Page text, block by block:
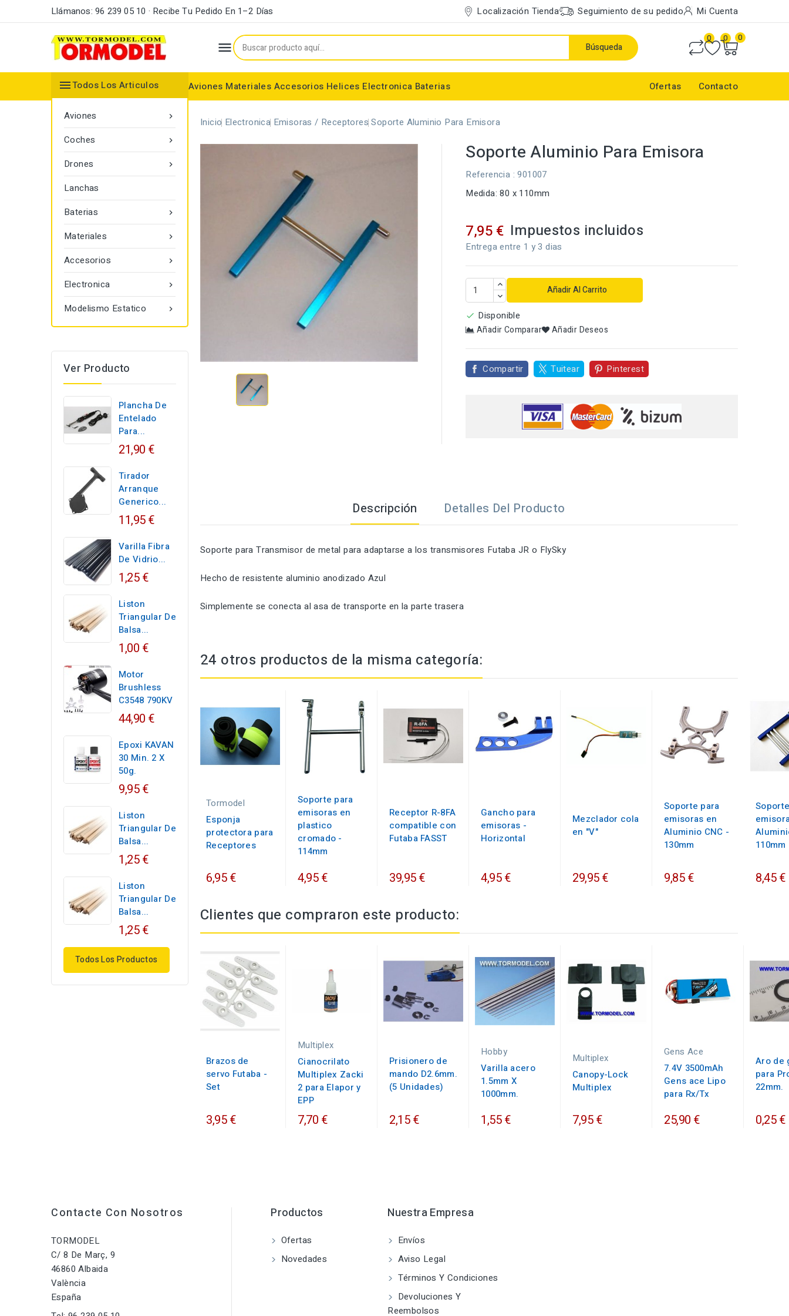
Llámanos: 96 239 05 10 · Recibe Tu Pedido En 1–2 Días Localización Tienda Seguimiento de su pedido Mi Cuenta
 Búsqueda
0 0 0
Aviones Materiales Accesorios Helices Electronica Baterias Ofertas Contacto
Todos Los Articulos

Aviones

Coches

Drones
Lanchas

Baterias

Materiales

Accesorios

Electronica

Modelismo Estatico
Ver Producto
Plancha De
Entelado
Para...
21,90 €
Tirador
Arranque
Generico...
11,95 €
Varilla Fibra
De Vidrio...
1,25 €
Liston
Triangular De
Balsa...
1,00 €
Motor
Brushless
C3548 790KV
44,90 €
Epoxi KAVAN
30 Min. 2 X
50g.
9,95 €
Liston
Triangular De
Balsa...
1,25 €
Liston
Triangular De
Balsa...
1,25 €
Todos Los Productos
Inicio Electronica Emisoras / Receptores Soporte Aluminio Para Emisora
Soporte Aluminio Para Emisora
Referencia : 901007
Medida: 80 x 110mm
7,95 € Impuestos incluidos
Entrega entre 1 y 3 dias
Añadir Al Carrito
 Disponible
Añadir Comparar Añadir Deseos
Compartir Tuitear Pinterest
Descripción Detalles Del Producto
Soporte para Transmisor de metal para adaptarse a los transmisores Futaba JR o FlySky
Hecho de resistente aluminio anodizado Azul
Simplemente se conecta al asa de transporte en la parte trasera
24 otros productos de la misma categoría:
Tormodel
Esponja
protectora para
Receptores
6,95 €
Soporte para
emisoras en
plastico
cromado -
114mm
4,95 €
Receptor R-8FA
compatible con
Futaba FASST
39,95 €
Gancho para
emisoras -
Horizontal
4,95 €
Mezclador cola
en "V"
29,95 €
Soporte para
emisoras en
Aluminio CNC -
130mm
9,85 €
110mm
8,45 €
Clientes que compraron este producto:
Brazos de
servo Futaba -
Set
3,95 €
Multiplex
Cianocrilato
Multiplex Zacki
2 para Elapor y
EPP
7,70 €
Prisionero de
mando D2.6mm.
(5 Unidades)
2,15 €
Hobby
Varilla acero
1.5mm X
1000mm.
1,55 €
Multiplex
Canopy-Lock
Multiplex
7,95 €
Gens Ace
7.4V 3500mAh
Gens ace Lipo
para Rx/Tx
25,90 €
Aro de
para
22mm.
0,25 €
Contacte Con Nosotros
TORMODEL
C/ 8 De Març, 9
46860 Albaida
València
España
Productos
Ofertas
Novedades
Nuestra Empresa
Envíos
Aviso Legal
Términos Y Condiciones
Devoluciones Y
Reembolsos